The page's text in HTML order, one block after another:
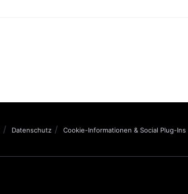
Datenschutz Cookie-Informationen & Social Plug-Ins